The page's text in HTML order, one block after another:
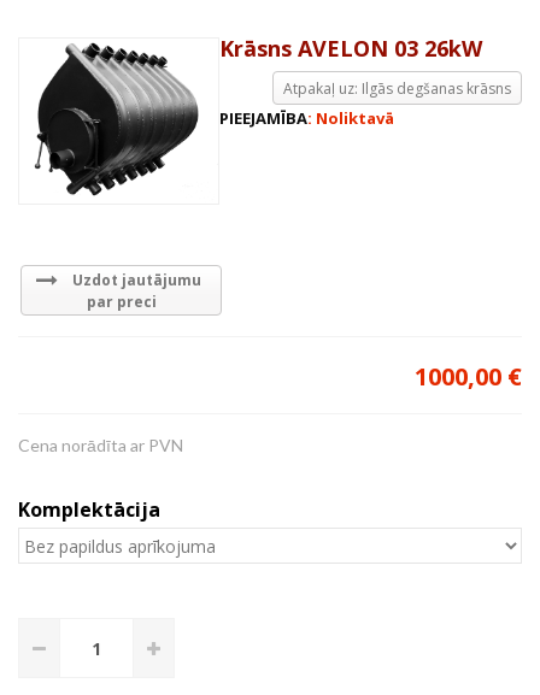
Uzdot jautājumu
par preci
Krāsns AVELON 03 26kW
Atpakaļ uz: Ilgās degšanas krāsns
PIEEJAMĪBA: Noliktavā
1000,00 €
Cena norādīta ar PVN
Komplektācija